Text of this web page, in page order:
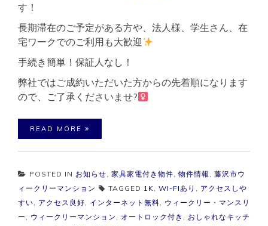
す！
長期滞在のご予定がある方や、法人様、学生さん、在
宅ワークでのご利用も大歓迎
手続き簡単！保証人なし！
弊社ではご成約いただいた方からの先着順になります
ので、ご了承くださいませ?‍
READ MORE
POSTED IN お知らせ, 家具家電付き物件, 物件情報 , 藤沢市ウ
ィークリーマンション
TAGGED 1K, WI-FIあり , アクセスしや
すい, アクセス良好, インターネット無料, ウィークリー・マンスリ
ー , ウィークリーマンション , オートロック付き , おしゃれなキッチ